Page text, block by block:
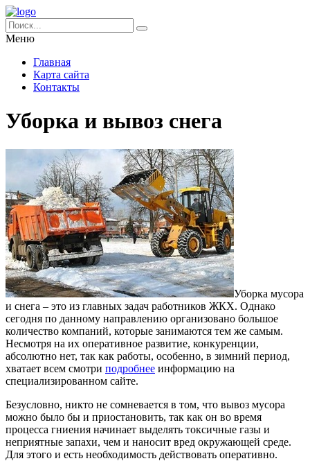
Меню
Главная
Карта сайта
Контакты
Уборка и вывоз снега
Уборка мусора
и снега – это из главных задач работников ЖКХ. Однако
сегодня по данному направлению организовано большое
количество компаний, которые занимаются тем же самым.
Несмотря на их оперативное развитие, конкуренции,
абсолютно нет, так как работы, особенно, в зимний период,
хватает всем смотри подробнее информацию на
специализированном сайте.
Безусловно, никто не сомневается в том, что вывоз мусора
можно было бы и приостановить, так как он во время
процесса гниения начинает выделять токсичные газы и
неприятные запахи, чем и наносит вред окружающей среде.
Для этого и есть необходимость действовать оперативно.